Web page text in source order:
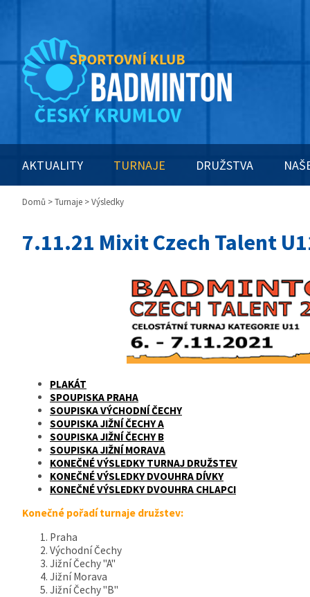
AKTUALITY TURNAJE DRUŽSTVA
Domů >Turnaje > Výsledky
7.11.21 Mixit Czech Talent
PLAKÁT
SPOUPISKA PRAHA
SOUPISKA VÝCHODNÍ ČECHY
SOUPISKA JIŽNÍ ČECHY A
SOUPISKA JIŽNÍ ČECHY B
SOUPISKA JIŽNÍ MORAVA
KONEČNÉVÝSLEDKY TURNAJ DRUŽSTEV
KONEČNÉ VÝSLEDKY DVOUHRA DÍVKY
KONEČNÉ VÝSLEDKY DVOUHRA CHLAPCI
Konečné pořadí turnaje družstev:
Praha
Východní Čechy
Jižní Čechy "A"
Jižní Morava
Jižní Čechy "B"